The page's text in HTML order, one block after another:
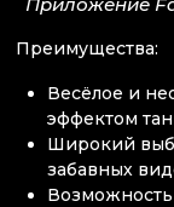
Преимущества:
Весёлое и
эффектом
Широкий
забавных
Возможность